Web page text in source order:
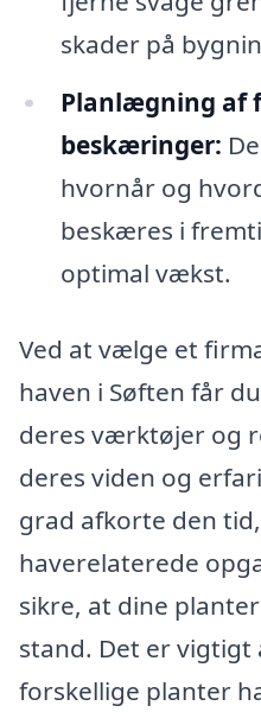
skader på
Planlægning af
beskæringer:
hvornår og
beskæres i
optimal vækst.
Ved at vælge et
haven i Søften får
deres værktøjer og
deres viden og
grad afkorte den
haverelaterede
sikre, at dine
stand. Det er vigtigt
forskellige planter